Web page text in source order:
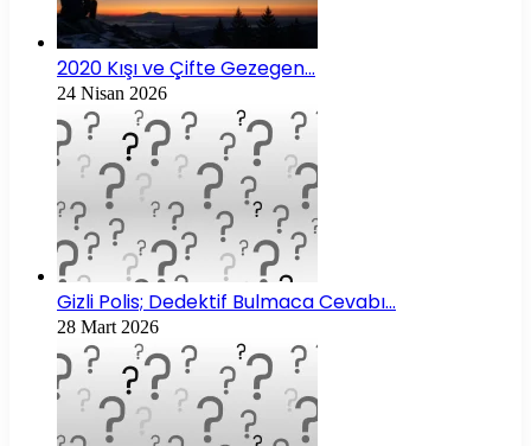
2020 Kışı ve Çifte Gezegen…
24 Nisan 2026
Gizli Polis; Dedektif Bulmaca Cevabı…
28 Mart 2026